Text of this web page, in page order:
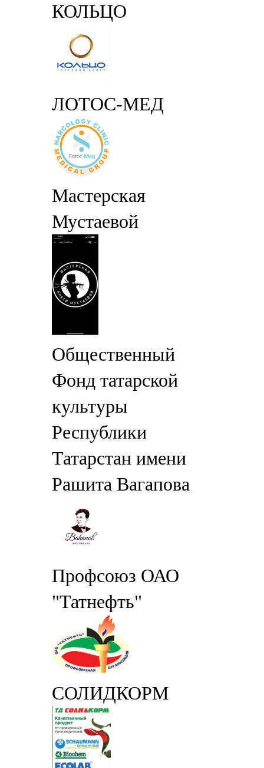
КОЛЬЦО
ЛОТОС-МЕД
Мастерская
Мустаевой
Общественный
Фонд татарской
культуры
Республики
Татарстан имени
Рашита Вагапова
Профсоюз ОАО
"Татнефть"
СОЛИДКОРМ